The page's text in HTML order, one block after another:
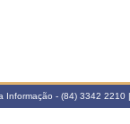
Informação - (84) 3342